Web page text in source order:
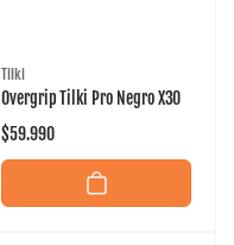
Proveedor:
Tilki
Overgrip Tilki Pro Negro X30
Precio
habitual
$59.990